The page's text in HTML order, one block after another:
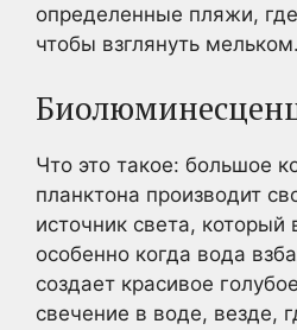
определенные пляжи,
чтобы взглянуть мельком.
Что это такое: большое
планктона производит
источник света, который
особенно когда вода
создает красивое
свечение в воде, везде,